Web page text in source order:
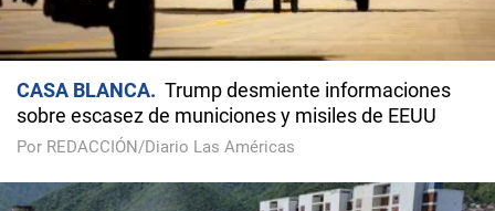
CASA BLANCA
Trump desmiente informaciones
sobre escasez de municiones y misiles de EEUU
Por REDACCIÓN/Diario Las Américas